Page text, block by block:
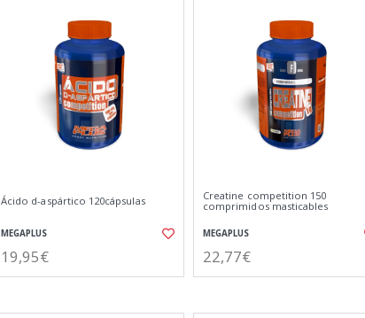
Ácido d-aspártico 120cápsulas
MEGAPLUS
19,95€
Creatine competition 150
comprimidos masticables
MEGAPLUS
22,77€